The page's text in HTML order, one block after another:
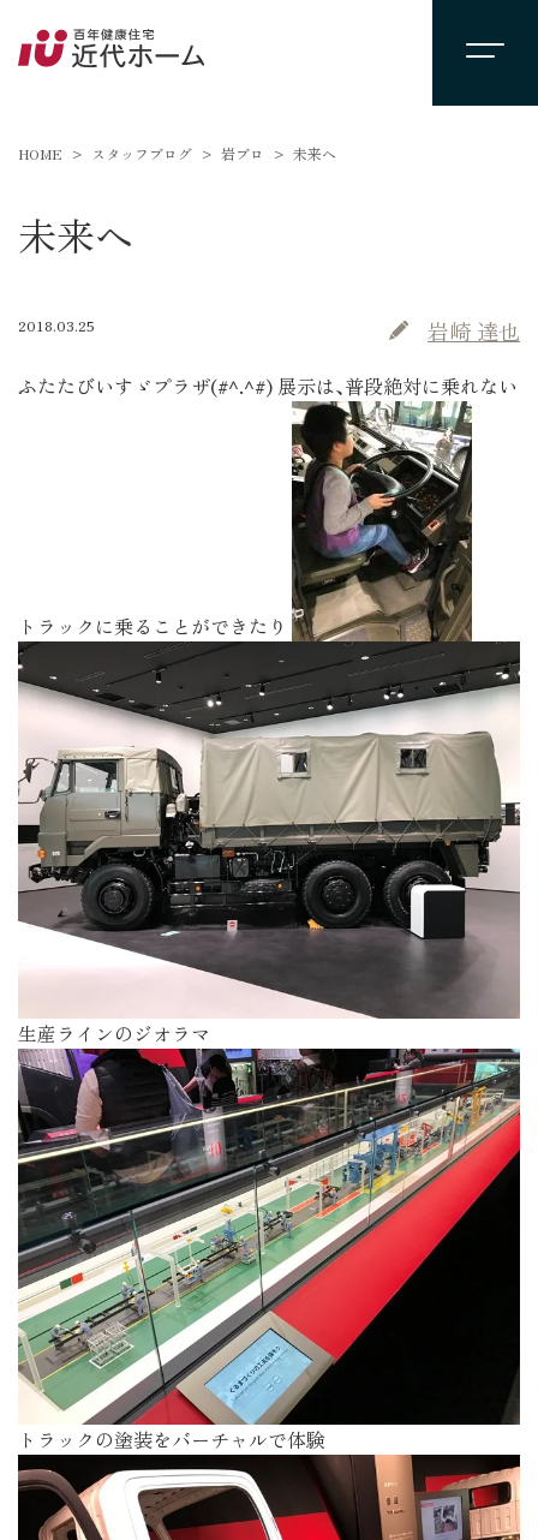
HOME スタッフブログ 岩ブロ 未来へ
未来へ
2018.03.25 岩崎 達也
ふたたびいすゞプラザ(#^.^#) 展示は､普段絶対に乗れない
トラックに乗ることができたり
生産ラインのジオラマ
トラックの塗装をバーチャルで体験